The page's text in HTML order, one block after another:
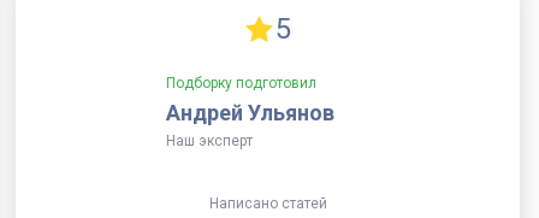
5
Подборку подготовил
Андрей Ульянов
Наш эксперт
Написано статей